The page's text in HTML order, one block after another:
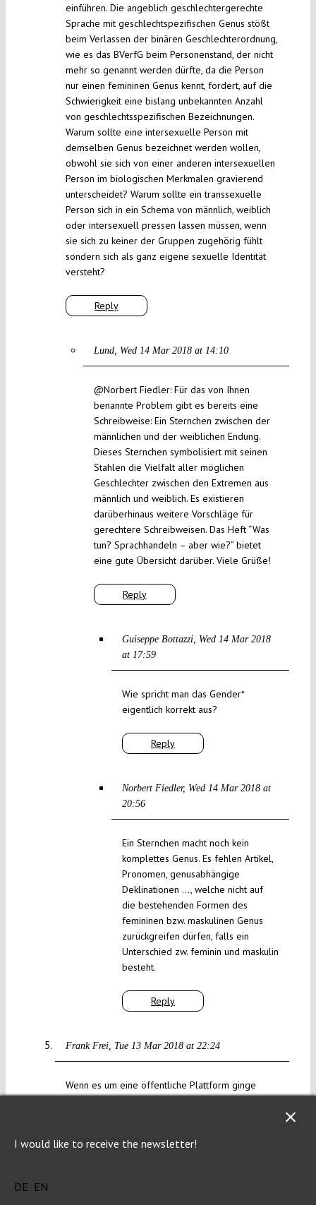
Reply
einführen. Die angeblich geschlechtergerechte
Sprache mit geschlechtspezifischen Genus stößt
beim Verlassen der binären Geschlechterordnung,
wie es das BVerfG beim Personenstand, der nicht
mehr so genannt werden dürfte, da die Person
nur einen femininen Genus kennt, fordert, auf die
Schwierigkeit eine bislang unbekannten Anzahl
von geschlechtsspezifischen Bezeichnungen.
Warum sollte eine intersexuelle Person mit
demselben Genus bezeichnet werden wollen,
obwohl sie sich von einer anderen intersexuellen
Person im biologischen Merkmalen gravierend
unterscheidet? Warum sollte ein transsexuelle
Person sich in ein Schema von männlich, weiblich
oder intersexuell pressen lassen müssen, wenn
sie sich zu keiner der Gruppen zugehörig fühlt
sondern sich als ganz eigene sexuelle Identität
versteht?
Lund Wed 14 Mar 2018 at 14:10
Reply
@Norbert Fiedler: Für das von Ihnen
benannte Problem gibt es bereits eine
Schreibweise: Ein Sternchen zwischen der
männlichen und der weiblichen Endung.
Dieses Sternchen symbolisiert mit seinen
Stahlen die Vielfalt aller möglichen
Geschlechter zwischen den Extremen aus
männlich und weiblich. Es existieren
darüberhinaus weitere Vorschläge für
gerechtere Schreibweisen. Das Heft “Was
tun? Sprachhandeln – aber wie?” bietet
eine gute Übersicht darüber. Viele Grüße!
Guiseppe Bottazzi
Wed 14 Mar 2018
at 17:59
Reply
Wie spricht man das Gender*
eigentlich korrekt aus?
Norbert Fiedler
Wed 14 Mar 2018 at
20:56
Reply
Ein Sternchen macht noch kein
komplettes Genus. Es fehlen Artikel,
Pronomen, genusabhängige
Deklinationen …, welche nicht auf
die bestehenden Formen des
femininen bzw. maskulinen Genus
zurückgreifen dürfen, falls ein
Unterschied zw. feminin und maskulin
besteht.
Frank Frei Tue 13 Mar 2018 at 22:24
Wenn es um eine öffentliche Plattform ginge
finden, oder eine Bank die ihren sonstigen
I would like to receive the newsletter!
DE EN